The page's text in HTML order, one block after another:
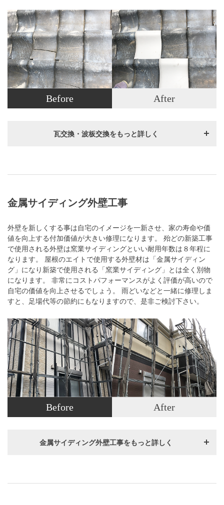
Before After
瓦交換・波板交換をもっと詳しく
金属サイディング外壁工事
外壁を新しくする事は自宅のイメージを一新させ、家の寿命や価
値を向上する付加価値が大きい修理になります。 殆どの新築工事
で使用される外壁は窯業サイディングといい耐用年数は８年程に
なります。 屋根のエイトで使用する外壁材は「金属サイディン
グ」になり新築で使用される「窯業サイディング」とは全く別物
になります。 非常にコストパフォーマンスがよく評価が高いので
自宅の価値を向上させるでしょう。 雨どいなどと一緒に修理しま
すと、足場代等の節約にもなりますので、是非ご検討下さい。
Before After
金属サイディング外壁工事をもっと詳しく